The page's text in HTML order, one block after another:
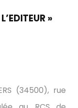
»
(34500), rue